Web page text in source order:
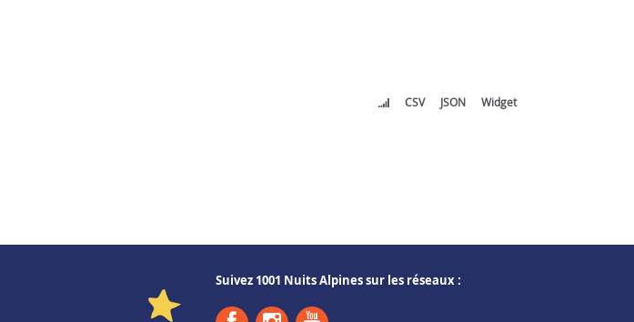
CSV JSON Widget
Suivez 1001 Nuits Alpines sur les réseaux :